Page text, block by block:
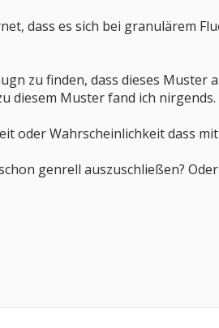
dass es sich bei granulärem
zu finden, dass dieses Muster
diesem Muster fand ich nirgends.
oder Wahrscheinlichkeit dass
genrell auszuschließen?